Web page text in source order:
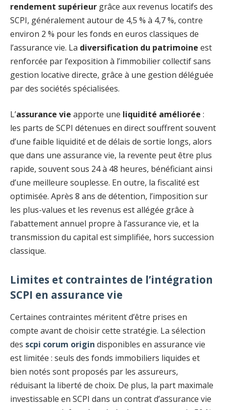
rendement supérieur grâce aux revenus locatifs des
SCPI, généralement autour de 4,5 % à 4,7 %, contre
environ 2 % pour les fonds en euros classiques de
l’assurance vie. La diversification du patrimoine est
renforcée par l’exposition à l’immobilier collectif sans
gestion locative directe, grâce à une gestion déléguée
par des sociétés spécialisées.
L’assurance vie apporte une liquidité améliorée :
les parts de SCPI détenues en direct souffrent souvent
d’une faible liquidité et de délais de sortie longs, alors
que dans une assurance vie, la revente peut être plus
rapide, souvent sous 24 à 48 heures, bénéficiant ainsi
d’une meilleure souplesse. En outre, la fiscalité est
optimisée. Après 8 ans de détention, l’imposition sur
les plus-values et les revenus est allégée grâce à
l’abattement annuel propre à l’assurance vie, et la
transmission du capital est simplifiée, hors succession
classique.
Limites et contraintes de l’intégration
SCPI en assurance vie
Certaines contraintes méritent d’être prises en
compte avant de choisir cette stratégie. La sélection
des scpi corum origin disponibles en assurance vie
est limitée : seuls des fonds immobiliers liquides et
bien notés sont proposés par les assureurs,
réduisant la liberté de choix. De plus, la part maximale
investissable en SCPI dans un contrat d’assurance vie